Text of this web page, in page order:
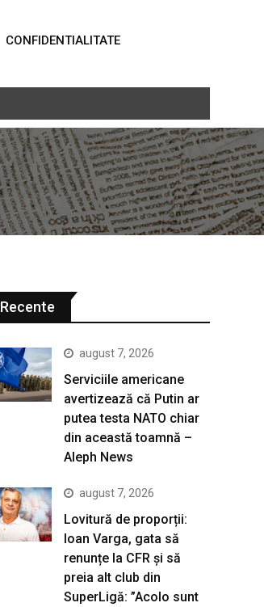
CONFIDENTIALITATE
Recente
august 7, 2026
Serviciile americane
avertizează că Putin ar
putea testa NATO chiar
din această toamnă –
Aleph News
august 7, 2026
Lovitură de proporții:
Ioan Varga, gata să
renunțe la CFR și să
preia alt club din
SuperLigă: ”Acolo sunt